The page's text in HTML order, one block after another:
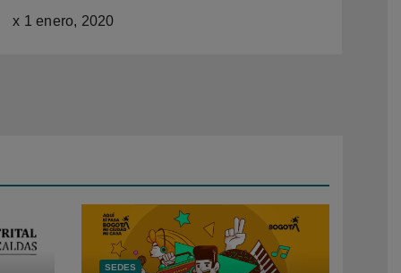
x 1 enero, 2020
SEDES